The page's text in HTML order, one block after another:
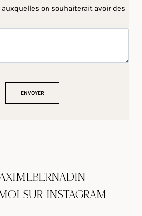
on souhaiterait avoir des
SUR INSTAGRAM